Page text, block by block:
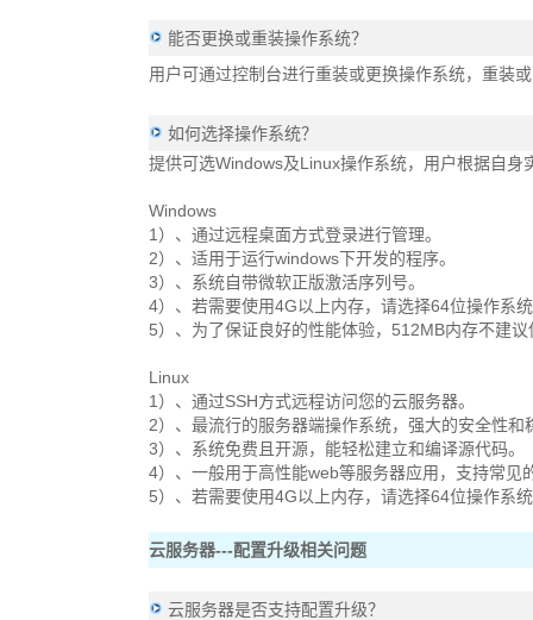
能否更换或重装操作系统？
用户可通过控制台进行重装或更换操作系统，重装
如何选择操作系统？
提供可选Windows及Linux操作系统，用户根据自
Windows
1）、通过远程桌面方式登录进行管理。
2）、适用于运行windows下开发的程序。
3）、系统自带微软正版激活序列号。
4）、若需要使用4G以上内存，请选择64位操作系
5）、为了保证良好的性能体验，512MB内存不建
Linux
1）、通过SSH方式远程访问您的云服务器。
2）、最流行的服务器端操作系统，强大的安全性和
3）、系统免费且开源，能轻松建立和编译源代码。
4）、一般用于高性能web等服务器应用，支持常
5）、若需要使用4G以上内存，请选择64位操作系
云服务器---配置升级相关问题
云服务器是否支持配置升级？